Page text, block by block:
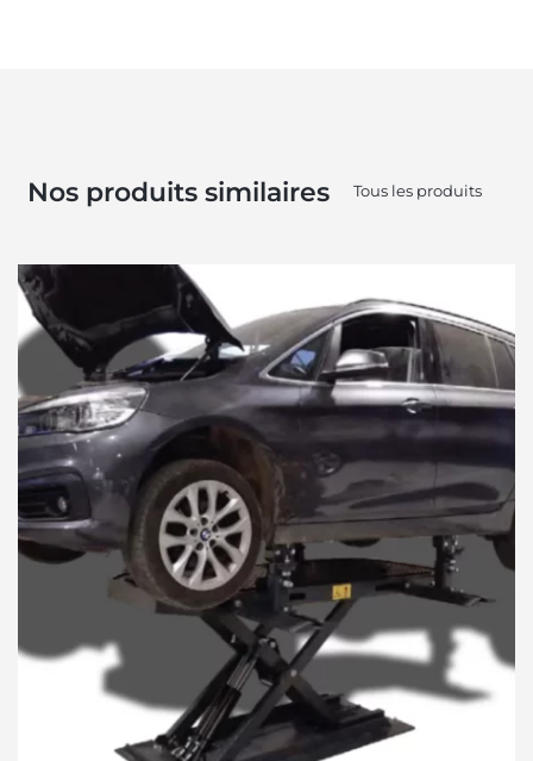
Nos produits similaires Tous les produits